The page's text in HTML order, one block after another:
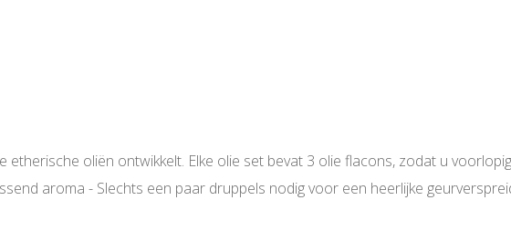
oliën ontwikkelt. Elke olie set bevat 3 olie flacons, zodat u
aroma - Slechts een paar druppels nodig voor een heerlijke